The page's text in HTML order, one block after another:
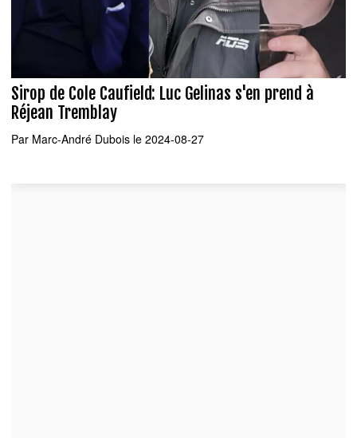
Sirop de Cole Caufield: Luc Gelinas s'en prend à
Réjean Tremblay
Par Marc-André Dubois le 2024-08-27